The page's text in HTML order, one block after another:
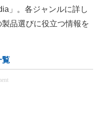
」。各ジャンルに詳し
品選びに役立つ情報を
覧